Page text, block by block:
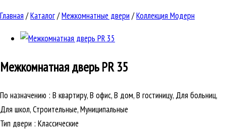
Главная /Каталог/Межкомнатные двери /Коллекция Модерн
Межкомнатная дверь PR 35
По назначению : В квартиру, В офис, В дом, В гостиницу, Для больниц,
Для школ, Строительные, Муниципальные
Тип двери : Классические